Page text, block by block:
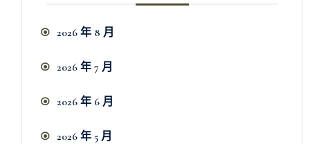
2026 年 8 月
2026 年 7 月
2026 年 6 月
2026 年 5 月